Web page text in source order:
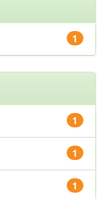
1
1
1
1